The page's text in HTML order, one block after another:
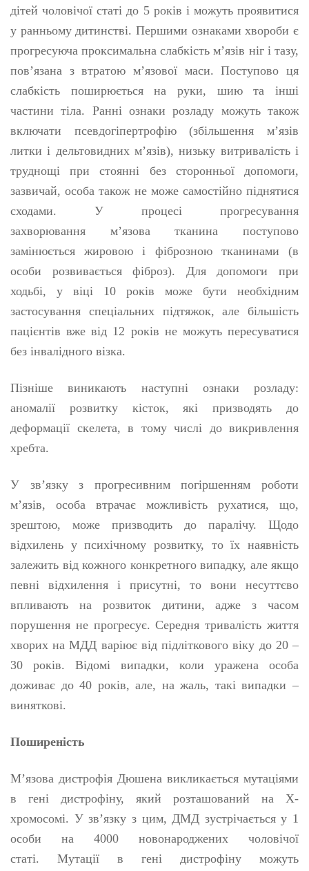
дітей чоловічої статі до 5 років і можуть проявитися
у ранньому дитинстві. Першими ознаками хвороби є
прогресуюча проксимальна слабкість м’язів ніг і тазу,
пов’язана з втратою м’язової маси. Поступово ця
слабкість поширюється на руки, шию та інші
частини тіла. Ранні ознаки розладу можуть також
включати псевдогіпертрофію (збільшення м’язів
литки і дельтовидних м’язів), низьку витривалість і
труднощі при стоянні без сторонньої допомоги,
зазвичай, особа також не може самостійно піднятися
сходами. У процесі прогресування
захворювання м’язова тканина поступово
замінюється жировою і фіброзною тканинами (в
особи розвивається фіброз). Для допомоги при
ходьбі, у віці 10 років може бути необхідним
застосування спеціальних підтяжок, але більшість
пацієнтів вже від 12 років не можуть пересуватися
без інвалідного візка.
Пізніше виникають наступні ознаки розладу:
аномалії розвитку кісток, які призводять до
деформації скелета, в тому числі до викривлення
хребта.
У зв’язку з прогресивним погіршенням роботи
м’язів, особа втрачає можливість рухатися, що,
зрештою, може призводить до паралічу. Щодо
відхилень у психічному розвитку, то їх наявність
залежить від кожного конкретного випадку, але якщо
певні відхилення і присутні, то вони несуттєво
впливають на розвиток дитини, адже з часом
порушення не прогресує. Середня тривалість життя
хворих на МДД варіює від підліткового віку до 20 –
30 років. Відомі випадки, коли уражена особа
доживає до 40 років, але, на жаль, такі випадки –
виняткові.
Поширеність
М’язова дистрофія Дюшена викликається мутаціями
в гені дистрофіну, який розташований на Х-
хромосомі. У зв’язку з цим, ДМД зустрічається у 1
особи на 4000 новонароджених чоловічої
статі. Мутації в гені дистрофіну можуть